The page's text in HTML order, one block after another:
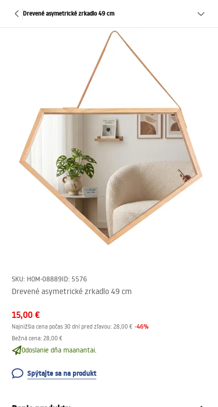
Drevené asymetrické zrkadlo 49 cm
SKU: HOM-08889ID: 5576
Drevené asymetrické zrkadlo 49 cm
15,00 €
Najnižšia cena počas 30 dní pred zľavou: 28,00 € -46%
Bežná cena: 28,00 €
Odoslanie dňa maanantai.
Spýtajte sa na produkt